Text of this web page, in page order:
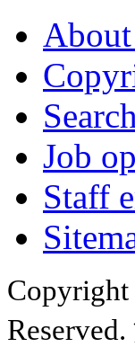
Search
Job
Staff